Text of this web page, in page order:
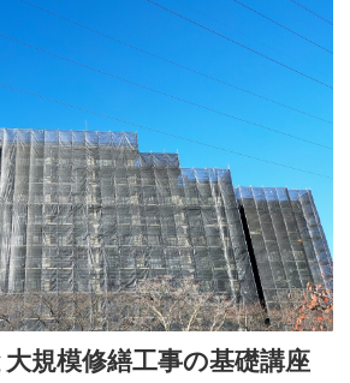
工事事例
ンテナンス会社
ンメンテの無料相談
媒体資料
会社概要
サイトマップ
規模修繕工事の基礎講座